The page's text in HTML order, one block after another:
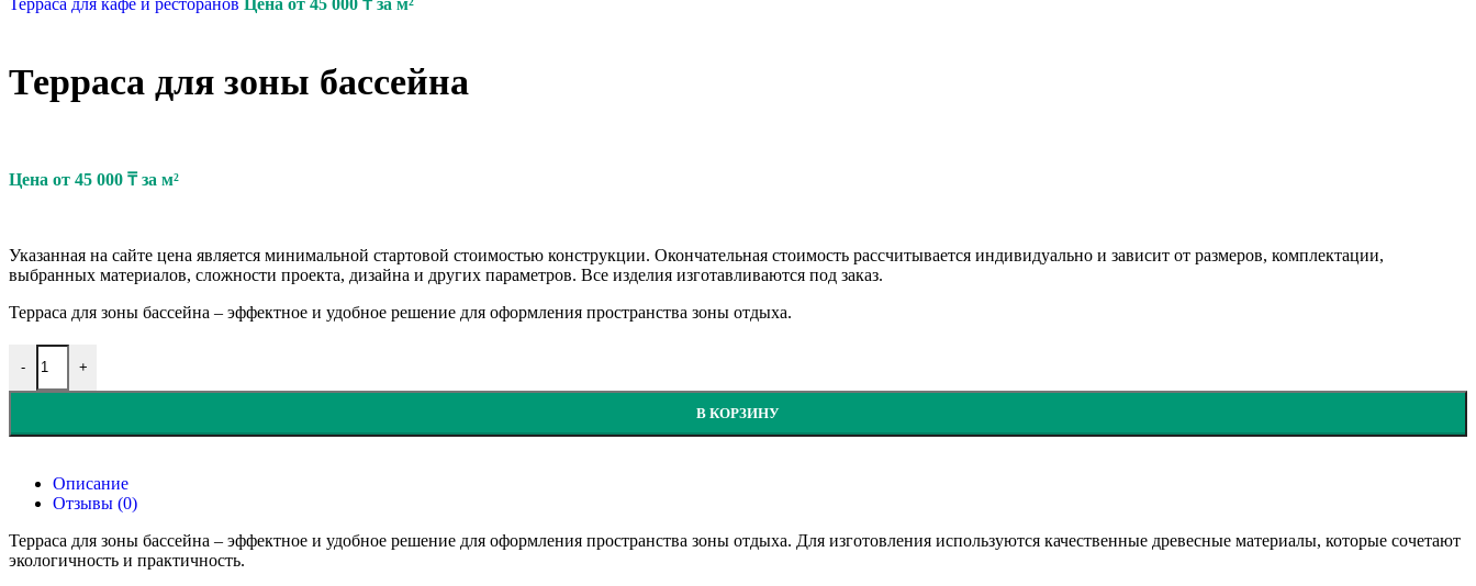
Терраса для кафе и ресторанов Цена от 45 000 ₸ за м²
Терраса для зоны бассейна
Цена от 45 000 ₸ за м²
Указанная на сайте цена является минимальной стартовой стоимостью конструкции. Окончательная стоимость рассчитывается индивидуально и зависит от размеров, комплектации,
выбранных материалов, сложности проекта, дизайна и других параметров. Все изделия изготавливаются под заказ.
Терраса для зоны бассейна – эффектное и удобное решение для оформления пространства зоны отдыха.
- +
В КОРЗИНУ
Описание
Отзывы (0)
Терраса для зоны бассейна – эффектное и удобное решение для оформления пространства зоны отдыха. Для изготовления используются качественные древесные материалы, которые сочетают
экологичность и практичность.